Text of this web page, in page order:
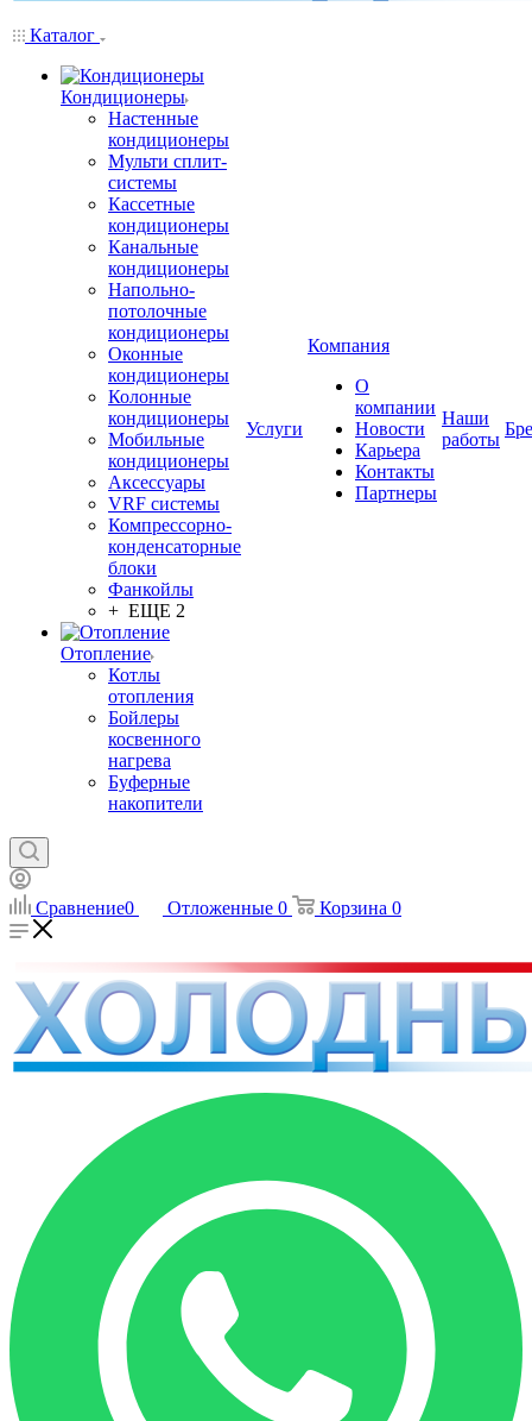
Каталог
Кондиционеры
Настенные
кондиционеры
Мульти сплит-
системы
Кассетные
кондиционеры
Канальные
кондиционеры
Напольно-
потолочные
кондиционеры
Оконные
кондиционеры
Колонные
кондиционеры
Мобильные
кондиционеры
Аксессуары
VRF системы
Компрессорно-
конденсаторные
блоки
Фанкойлы
+ ЕЩЕ 2
Отопление
Котлы
отопления
Бойлеры
косвенного
нагрева
Буферные
накопители
Услуги
Компания
О
компании
Новости
Карьера
Контакты
Партнеры
Наши
работы
Сравнение0 Отложенные 0 Корзина 0